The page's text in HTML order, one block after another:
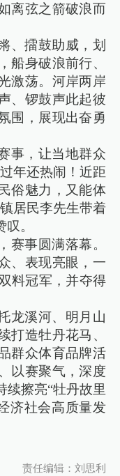
离弦之箭破浪而
、擂鼓助威，划
船身破浪前行、
激荡。河岸两岸
、锣鼓声此起彼
围，展现出奋勇
事，让当地群众
年还热闹！近距
俗魅力，又能体
居民李先生带着
。
赛事圆满落幕。
、表现亮眼，一
料冠军，并夺得
龙溪河、明月山
打造牡丹花马、
群众体育品牌活
以赛聚气，深度
续擦亮“牡丹故里
济社会高质量发
责任编辑：刘思利